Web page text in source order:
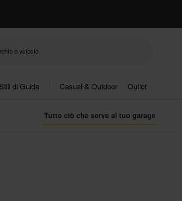
Stili di Guida Casual & Outdoor Outlet
Tutto ciò che serve al tuo garage